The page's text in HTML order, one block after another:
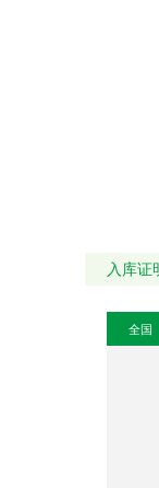
入库证
全国